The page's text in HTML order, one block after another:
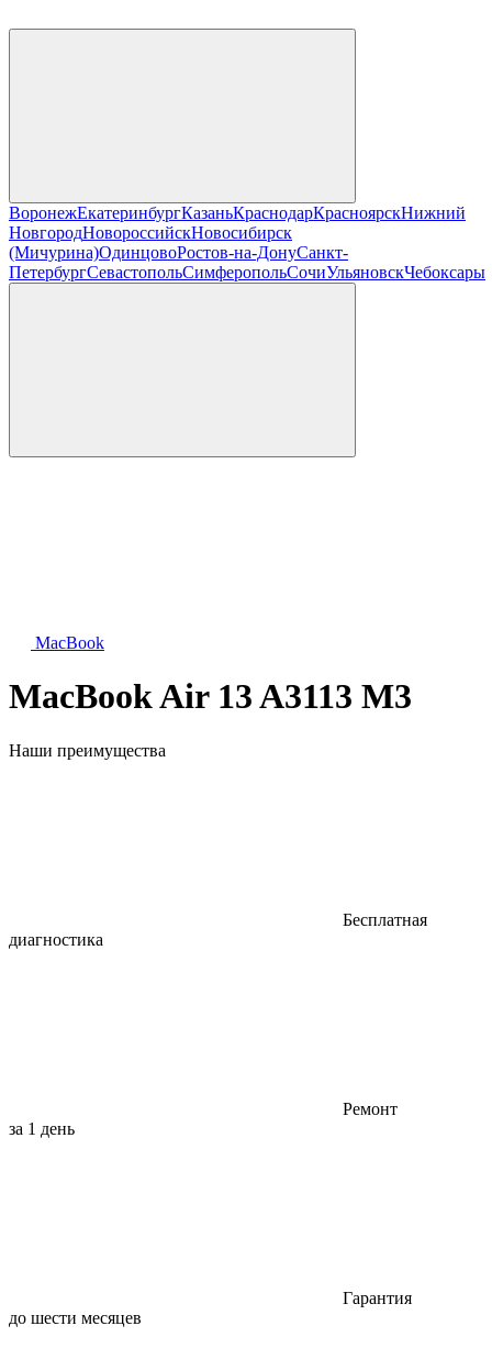
ВоронежЕкатеринбургКазаньКраснодарКрасноярскНижний
НовгородНовороссийскНовосибирск
(Мичурина)ОдинцовоРостов-на-ДонуСанкт-
ПетербургСевастопольСимферопольСочиУльяновскЧебоксары
MacBook
MacBook Air 13 A3113 M3
Наши преимущества
Бесплатная
диагностика
Ремонт
за 1 день
Гарантия
до шести месяцев